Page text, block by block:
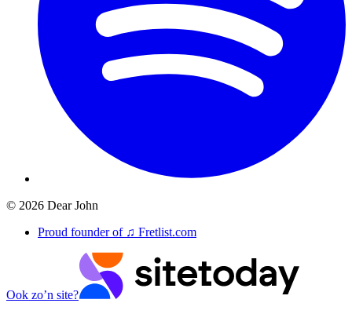
© 2026 Dear John
Proud founder of ♫ Fretlist.com
Ook zo’n site?